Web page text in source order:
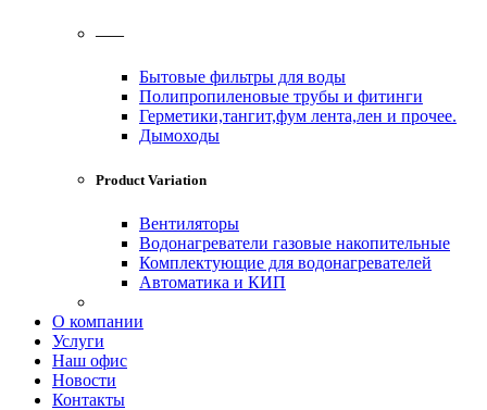
——
Бытовые фильтры для воды
Полипропиленовые трубы и фитинги
Герметики,тангит,фум лента,лен и прочее.
Дымоходы
Product Variation
Вентиляторы
Водонагреватели газовые накопительные
Комплектующие для водонагревателей
Автоматика и КИП
О компании
Услуги
Наш офис
Новости
Контакты